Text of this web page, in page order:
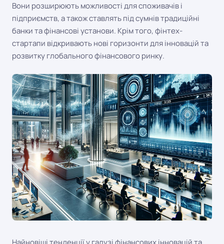
Вони розширюють можливості для споживачів і
підприємств, а також ставлять під сумнів традиційні
банки та фінансові установи. Крім того, фінтех-
стартапи відкривають нові горизонти для інновацій та
розвитку глобального фінансового ринку.